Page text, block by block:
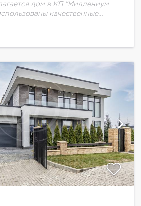
дом в КП "Миллениум
качественные
Alutech. Сантехника